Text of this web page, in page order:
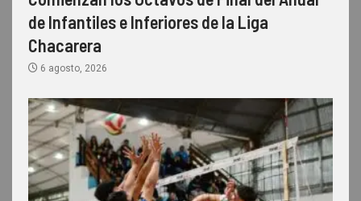
de Infantiles e Inferiores de la Liga
Chacarera
6 agosto, 2026